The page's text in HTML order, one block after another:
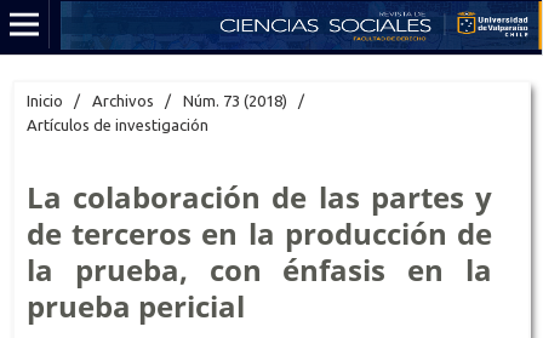
Inicio / Archivos / Núm. 73 (2018)
/
Artículos de investigación
La colaboración de las partes y
de terceros en la producción de
la prueba, con énfasis en la
prueba pericial